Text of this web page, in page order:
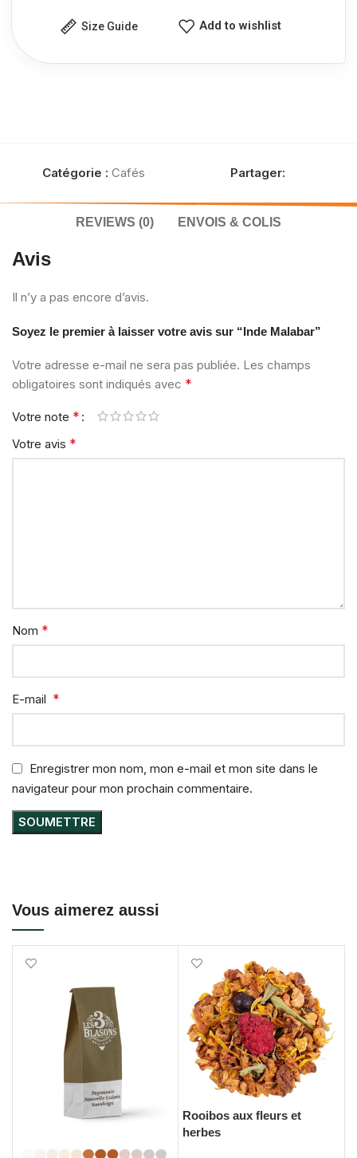
Size Guide Add to wishlist
Catégorie : Cafés Partager:
REVIEWS (0) ENVOIS & COLIS
Avis
Il n’y a pas encore d’avis.
Soyez le premier à laisser votre avis sur “Inde Malabar”
Votre adresse e-mail ne sera pas publiée. Les champs
obligatoires sont indiqués avec *
Votre note *
Votre avis *
Nom *
E-mail *
Enregistrer mon nom, mon e-mail et mon site dans le
navigateur pour mon prochain commentaire.
Vous aimerez aussi
Epices vin